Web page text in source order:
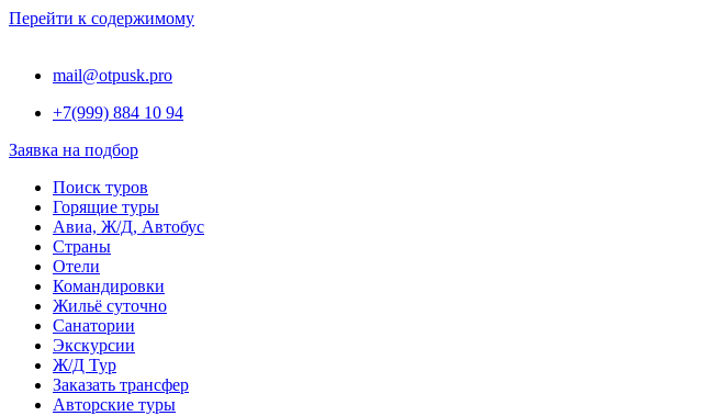
Перейти к содержимому
mail@otpusk.pro
+7(999) 884 10 94
Заявка на подбор
Поиск туров
Горящие туры
Авиа, Ж/Д, Автобус
Страны
Отели
Командировки
Жильё суточно
Санатории
Экскурсии
Ж/Д Тур
Заказать трансфер
Авторские туры